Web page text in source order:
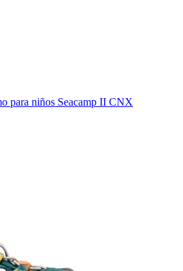
para niños Seacamp II CNX